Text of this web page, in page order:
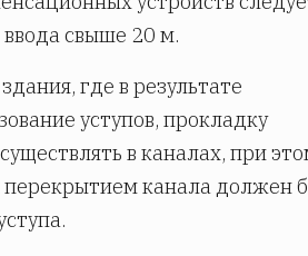
свыше 20 м.
где в результате
уступов, прокладку
в каналах, при
канала должен